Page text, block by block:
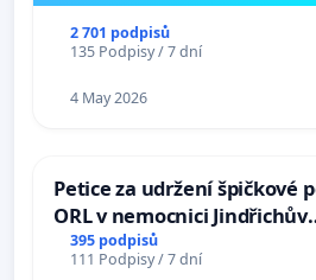
2 701 podpisů
135 Podpisy / 7 dní
4 May 2026
Petice za udržení špičkové
ORL v nemocnici Jindřichův
Hradec
395 podpisů
111 Podpisy / 7 dní